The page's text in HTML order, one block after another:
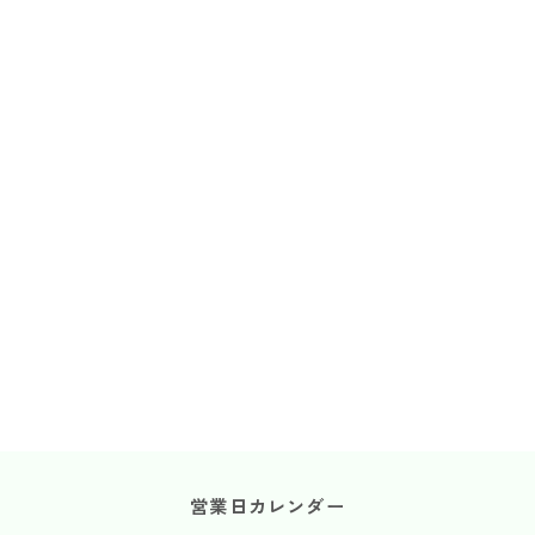
営業日カレンダー